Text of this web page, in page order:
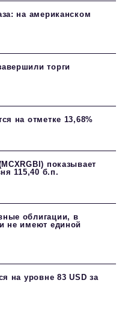
на американском
торги
на отметке 13,68%
показывает
115,40 б.п.
облигации, в
не имеют единой
на уровне 83 USD за